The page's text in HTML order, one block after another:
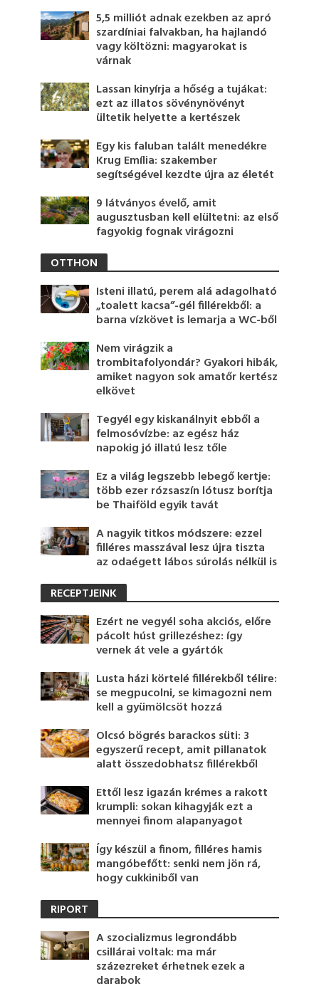
5,5 milliót adnak ezekben az apró
szardíniai falvakban, ha hajlandó
vagy költözni: magyarokat is
várnak
Lassan kinyírja a hőség a tujákat:
ezt az illatos sövénynövényt
ültetik helyette a kertészek
Egy kis faluban talált menedékre
Krug Emília: szakember
segítségével kezdte újra az életét
9 látványos évelő, amit
augusztusban kell elültetni: az első
fagyokig fognak virágozni
OTTHON
Isteni illatú, perem alá adagolható
„toalett kacsa”-gél fillérekből: a
barna vízkövet is lemarja a WC-ből
Nem virágzik a
trombitafolyondár? Gyakori hibák,
amiket nagyon sok amatőr kertész
elkövet
Tegyél egy kiskanálnyit ebből a
felmosóvízbe: az egész ház
napokig jó illatú lesz tőle
Ez a világ legszebb lebegő kertje:
több ezer rózsaszín lótusz borítja
be Thaiföld egyik tavát
A nagyik titkos módszere: ezzel
filléres masszával lesz újra tiszta
az odaégett lábos súrolás nélkül is
RECEPTJEINK
Ezért ne vegyél soha akciós, előre
pácolt húst grillezéshez: így
vernek át vele a gyártók
Lusta házi körtelé fillérekből télire:
se megpucolni, se kimagozni nem
kell a gyümölcsöt hozzá
Olcsó bögrés barackos süti: 3
egyszerű recept, amit pillanatok
alatt összedobhatsz fillérekből
Ettől lesz igazán krémes a rakott
krumpli: sokan kihagyják ezt a
mennyei finom alapanyagot
Így készül a finom, filléres hamis
mangóbefőtt: senki nem jön rá,
hogy cukkiniből van
RIPORT
A szocializmus legrondább
csillárai voltak: ma már
százezreket érhetnek ezek a
darabok